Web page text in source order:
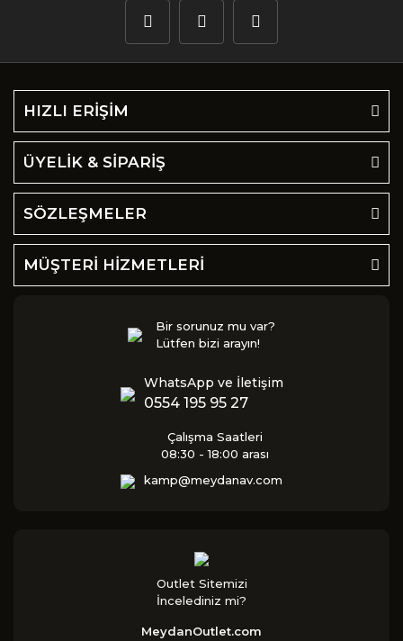
HIZLI ERİŞİM
ÜYELİK & SİPARİŞ
SÖZLEŞMELER
MÜŞTERİ HİZMETLERİ
Bir sorunuz mu var?
Lütfen bizi arayın!
WhatsApp ve İletişim
0554 195 95 27
Çalışma Saatleri
08:30 - 18:00 arası
kamp@meydanav.com
Outlet Sitemizi
İncelediniz mi?
MeydanOutlet.com